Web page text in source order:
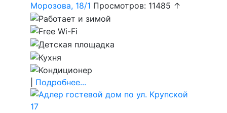
Морозова, 18/1 Просмотров: 11485 ↑
Подробнее...